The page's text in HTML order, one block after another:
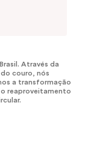
Através da
couro, nós
a transformação
o reaproveitamento